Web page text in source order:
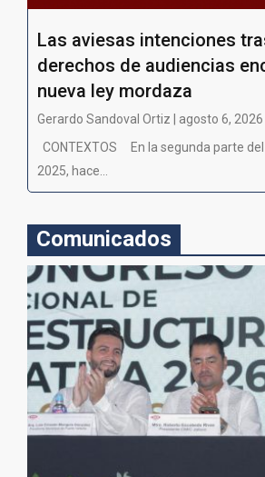
Las aviesas intenciones
derechos de audiencias
nueva ley mordaza
Gerardo Sandoval Ortiz | agosto 6, 2026
CONTEXTOS En la segunda parte
2025, hace...
Comunicados